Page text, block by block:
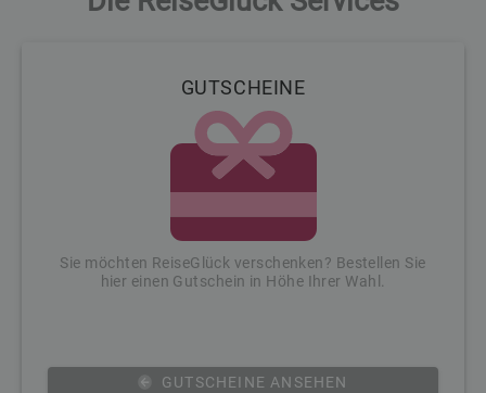
GUTSCHEINE
Sie möchten ReiseGlück verschenken? Bestellen Sie
hier einen Gutschein in Höhe Ihrer Wahl.
GUTSCHEINE ANSEHEN